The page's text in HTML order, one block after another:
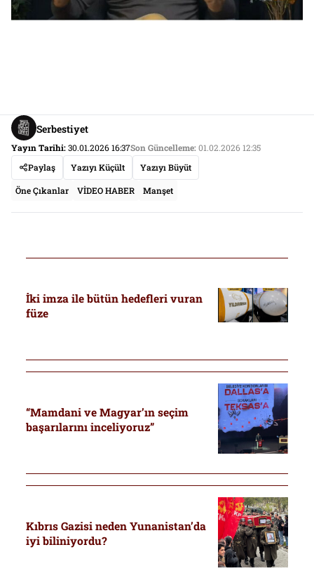
Serbestiyet
Yayın Tarihi:30.01.2026 16:37Son Güncelleme:01.02.2026 12:35
Paylaş
Yazıyı Küçült Yazıyı Büyüt
Öne Çıkanlar VİDEO HABER Manşet
İki imza ile bütün hedefleri vuran
füze
“Mamdani ve Magyar’ın seçim
başarılarını inceliyoruz”
Kıbrıs Gazisi neden Yunanistan’da
iyi biliniyordu?